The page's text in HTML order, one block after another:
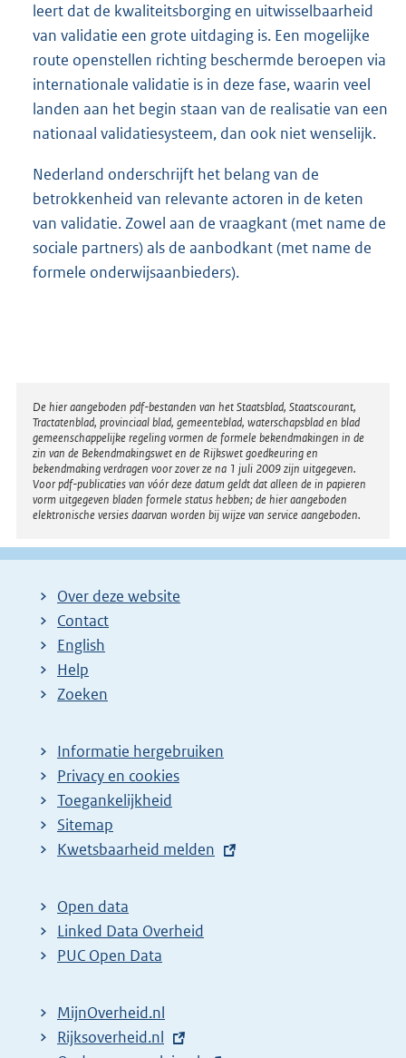
leert dat de kwaliteitsborging en uitwisselbaarheid
van validatie een grote uitdaging is. Een mogelijke
route openstellen richting beschermde beroepen via
internationale validatie is in deze fase, waarin veel
landen aan het begin staan van de realisatie van een
nationaal validatiesysteem, dan ook niet wenselijk.
Nederland onderschrijft het belang van de
betrokkenheid van relevante actoren in de keten
van validatie. Zowel aan de vraagkant (met name de
sociale partners) als de aanbodkant (met name de
formele onderwijsaanbieders).
Disclaimer
De hier aangeboden pdf-bestanden van het Staatsblad, Staatscourant,
Tractatenblad, provinciaal blad, gemeenteblad, waterschapsblad en blad
gemeenschappelijke regeling vormen de formele bekendmakingen in de
zin van de Bekendmakingswet en de Rijkswet goedkeuring en
bekendmaking verdragen voor zover ze na 1 juli 2009 zijn uitgegeven.
Voor pdf-publicaties van vóór deze datum geldt dat alleen de in papieren
vorm uitgegeven bladen formele status hebben; de hier aangeboden
elektronische versies daarvan worden bij wijze van service aangeboden.
Over deze website
Contact
English
Help
Zoeken
Informatie hergebruiken
Privacy en cookies
Toegankelijkheid
Sitemap
E
t
e
r
l
i
Kwetsbaarheid melden
Open data
Linked Data Overheid
PUC Open Data
MijnOverheid.nl
E
Rijksoverheid.nl